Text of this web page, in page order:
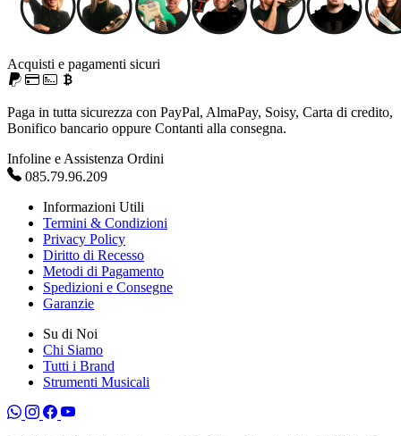
Acquisti e pagamenti sicuri
Paga in tutta sicurezza con PayPal, AlmaPay, Soisy, Carta di credito,
Bonifico bancario oppure Contanti alla consegna.
Infoline e Assistenza Ordini
085.79.96.209
Informazioni Utili
Termini & Condizioni
Privacy Policy
Diritto di Recesso
Metodi di Pagamento
Spedizioni e Consegne
Garanzie
Su di Noi
Chi Siamo
Tutti i Brand
Strumenti Musicali